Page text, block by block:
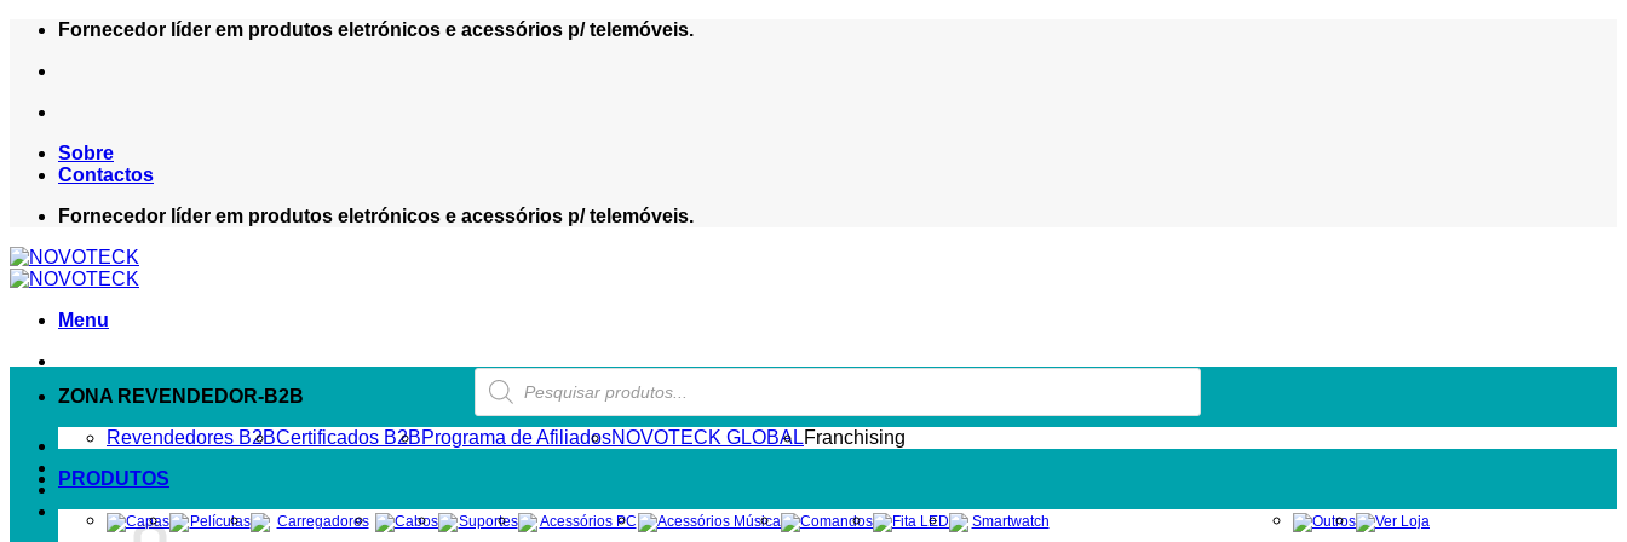
Skip
content
Fornecedor líder em produtos eletrónicos e acessórios p/ telemóveis.
Sobre
Contactos
Fornecedor líder em produtos eletrónicos e acessórios p/ telemóveis.
Menu
Products
search
ZONA REVENDEDOR-B2B
Revendedores B2BCertificados B2BPrograma de AfiliadosNOVOTECK GLOBALFranchising
PRODUTOS